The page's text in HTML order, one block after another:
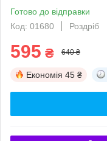
Готово до відправки
Код: 01680
Роздріб
595 ₴ 640 ₴
Економія 45 ₴